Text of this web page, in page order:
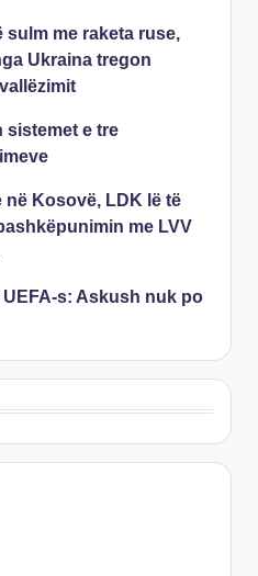
sulm me raketa ruse,
Ukraina tregon
sistemet e tre
në Kosovë, LDK lë të
me LVV
s: Askush nuk po